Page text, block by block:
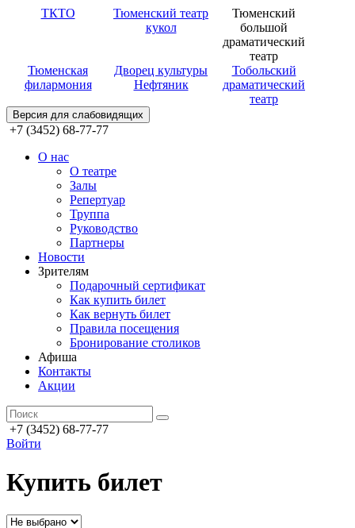
ТКТО
Тюменский театр
кукол
Тюменский
большой
драматический
театр
Тюменская
филармония
Дворец культуры
Нефтяник
Тобольский
драматический
театр
Версия для слабовидящих
+7 (3452) 68-77-77
О нас
О театре
Залы
Репертуар
Труппа
Руководство
Партнеры
Новости
Зрителям
Подарочный сертификат
Как купить билет
Как вернуть билет
Правила посещения
Бронирование столиков
Афиша
Контакты
Акции
+7 (3452) 68-77-77
Войти
Купить билет